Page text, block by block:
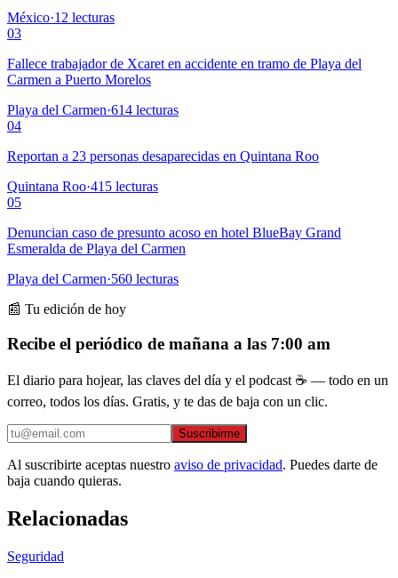
México·12 lecturas
03
Fallece trabajador de Xcaret en accidente en tramo de Playa del
Carmen a Puerto Morelos
Playa del Carmen·614 lecturas
04
Reportan a 23 personas desaparecidas en Quintana Roo
Quintana Roo·415 lecturas
05
Denuncian caso de presunto acoso en hotel BlueBay Grand
Esmeralda de Playa del Carmen
Playa del Carmen·560 lecturas
📰 Tu edición de hoy
Recibe el periódico de mañana a las 7:00 am
El diario para hojear, las claves del día y el podcast ☕ — todo en un
correo, todos los días. Gratis, y te das de baja con un clic.
Suscribirme
Al suscribirte aceptas nuestro aviso de privacidad. Puedes darte de
baja cuando quieras.
Relacionadas
Seguridad